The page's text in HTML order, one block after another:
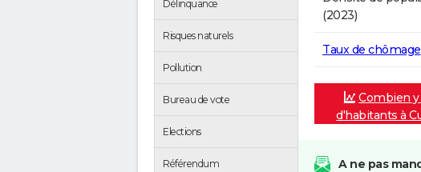
Délinquance
Risques naturels
Pollution
Bureau de vote
Elections
Référendum
(2023)
Taux de chômage
Combien
d'habitants à
A ne pas